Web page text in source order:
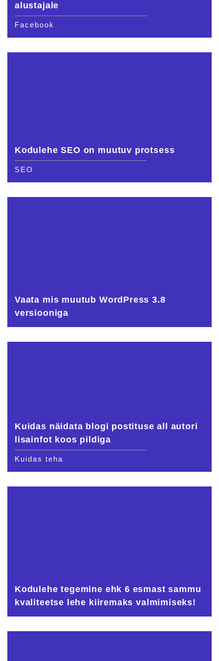
alustajale
Facebook
Kodulehe SEO on muutuv protsess
SEO
Vaata mis muutub WordPress 3.8
versiooniga
Kuidas näidata blogi postituse all autori
lisainfot koos pildiga
Kuidas teha
Kodulehe tegemine ehk 6 esmast sammu
kvaliteetse lehe kiiremaks valmimiseks!